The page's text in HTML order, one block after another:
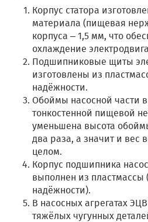
Корпус статора
материала (пищевая
корпуса – 1,5 мм, что
охлаждение
Подшипниковые щиты
изготовлены из
надёжности.
Обоймы насосной части
тонкостенной пищевой
уменьшена высота
два раза, а значит и вес
целом.
Корпус подшипника
выполнен из пластмассы
надёжности).
В насосных агрегатах
тяжёлых чугунных